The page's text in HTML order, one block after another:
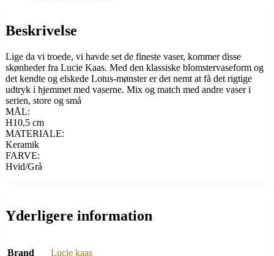
Beskrivelse
Lige da vi troede, vi havde set de fineste vaser, kommer disse
skønheder fra Lucie Kaas. Med den klassiske blomstervaseform og
det kendte og elskede Lotus-mønster er det nemt at få det rigtige
udtryk i hjemmet med vaserne. Mix og match med andre vaser i
serien, store og små
MÅL:
H10,5 cm
MATERIALE:
Keramik
FARVE:
Hvid/Grå
Yderligere information
Brand Lucie kaas